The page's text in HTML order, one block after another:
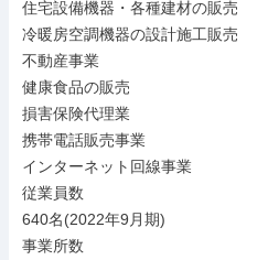
住宅設備機器・各種建材の販売
冷暖房空調機器の設計施工販売
不動産事業
健康食品の販売
損害保険代理業
携帯電話販売事業
インターネット回線事業
従業員数
640名(2022年9月期)
事業所数